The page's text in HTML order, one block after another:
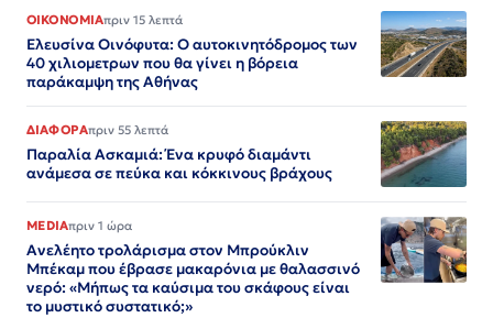
ΟΙΚΟΝΟΜΙΑπριν 15 λεπτά
Ελευσίνα Οινόφυτα: Ο αυτοκινητόδρομος των
40 χιλιομετρων που θα γίνει η βόρεια
παράκαμψη της Αθήνας
ΔΙΑΦΟΡΑπριν 55 λεπτά
Παραλία Ασκαμιά: Ένα κρυφό διαμάντι
ανάμεσα σε πεύκα και κόκκινους βράχους
MEDIAπριν 1 ώρα
Ανελέητο τρολάρισμα στον Μπρούκλιν
Μπέκαμ που έβρασε μακαρόνια με θαλασσινό
νερό: «Μήπως τα καύσιμα του σκάφους είναι
το μυστικό συστατικό;»